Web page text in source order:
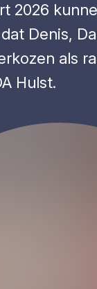
2026
Denis,
als
Hulst.